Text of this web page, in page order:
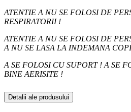
ATENTIE A NU SE FOLOSI DE
RESPIRATORII !
ATENTIE A NU SE FOLOSI DE
A NU SE LASA LA INDEMANA
A SE FOLOSI CU SUPORT ! A SE
BINE AERISITE !
Detalii ale produsului